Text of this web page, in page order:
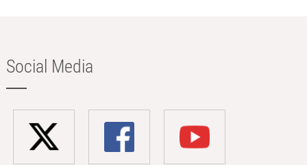
Social Media